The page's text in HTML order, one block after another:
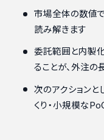
市場全体の数値
読み解きます
委託範囲と内製
ることが、外注
次のアクション
くり・小規模な